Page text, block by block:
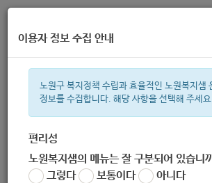
주간 인기검색어
한눈으로 보는 복지 정
이용자 정보 수집 안내
노원구 복지정책 수립과 효율적인 노원복지샘
정보를 수집합니다. 해당 사항을 선택해 주세
편리성
노원복지샘의 메뉴는 잘 구분되어 있습니
그렇다
보통이다 아니다